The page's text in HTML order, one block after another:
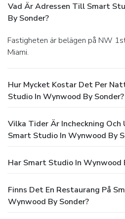
Vad Är Adressen Till Smart
By Sonder?
Fastigheten är belägen på NW 1st Ave and NW 26th St i
Miami.
Hur Mycket Kostar Det Per
Studio In Wynwood By Sonder?
Vilka Tider Är Incheckning Och
Smart Studio In Wynwood By
Har Smart Studio In Wynwood
Finns Det En Restaurang På
Wynwood By Sonder?